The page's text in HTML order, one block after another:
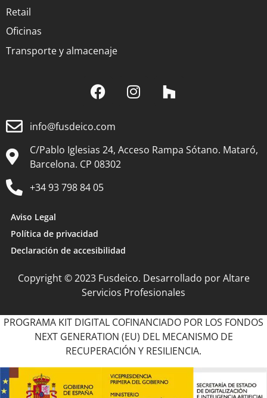
Retail
Oficinas
Transporte y almacenaje
info@fusdeico.com
C/Pablo Iglesias 24, Acceso Rampa Sótano. Mataró,
Barcelona. CP 08302
+34 93 798 84 05
Aviso Legal
Política de privacidad
Declaración de accesibilidad
Copyright © 2023 Fusdeico. Desarrollado por Altare
Servicios Profesionales
PROGRAMA KIT DIGITAL COFINANCIADO POR LOS FONDOS
NEXT GENERATION (EU) DEL MECANISMO DE
RECUPERACIÓN Y RESILIENCIA.